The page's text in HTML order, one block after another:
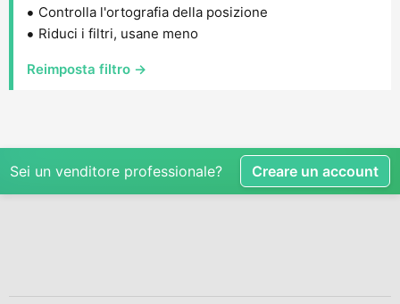
Controlla l'ortografia della posizione
Riduci i filtri, usane meno
Reimposta filtro →
Sei un venditore professionale? Creare un account